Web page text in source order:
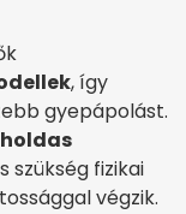
, így
gyepápolást.
szükség fizikai
végzik.